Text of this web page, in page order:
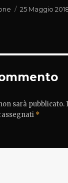
Pubblicato
25 Maggio
sarà pubblicato.
*